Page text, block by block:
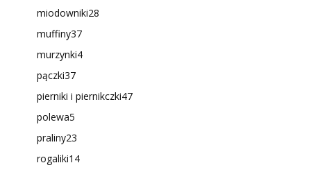
miodowniki28
muffiny37
murzynki4
pączki37
pierniki i piernikczki47
polewa5
praliny23
rogaliki14